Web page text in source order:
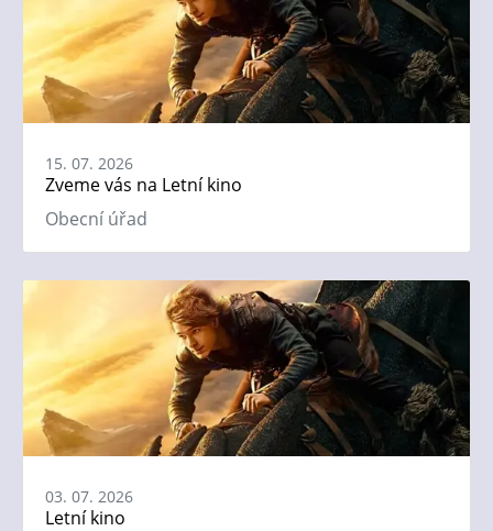
15. 07. 2026
Zveme vás na Letní kino
Obecní úřad
03. 07. 2026
Letní kino